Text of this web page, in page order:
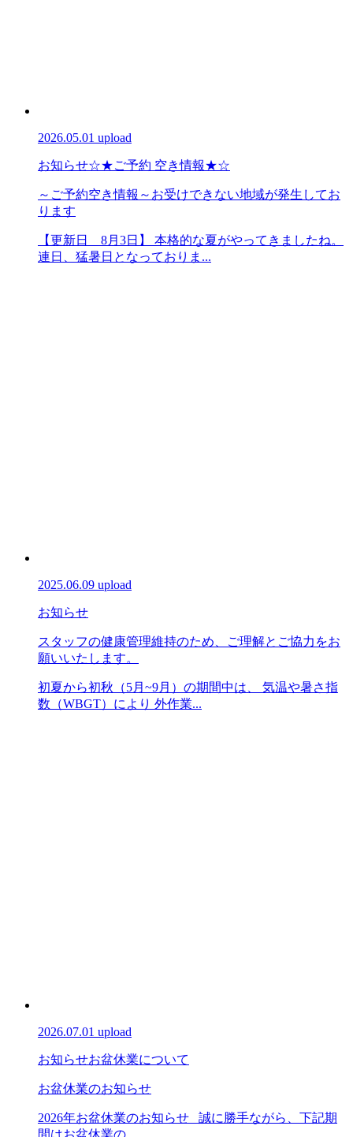
2026.05.01 upload
お知らせ☆★ご予約 空き情報★☆
～ご予約空き情報～お受けできない地域が発生してお
ります
【更新日 8月3日】 本格的な夏がやってきましたね。
連日、猛暑日となっておりま...
2025.06.09 upload
お知らせ
スタッフの健康管理維持のため、ご理解とご協力をお
願いいたします。
初夏から初秋（5月~9月）の期間中は、 気温や暑さ指
数（WBGT）により 外作業...
2026.07.01 upload
お知らせお盆休業について
お盆休業のお知らせ
2026年お盆休業のお知らせ 誠に勝手ながら、下記期
間はお盆休業の...